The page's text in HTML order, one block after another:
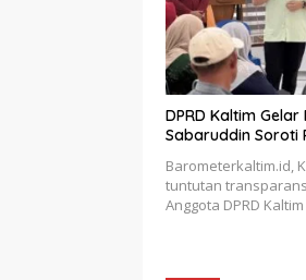
DPRD Kaltim
Sabaruddin Soroti
Barometerkaltim.id,
tuntutan
Anggota DPRD